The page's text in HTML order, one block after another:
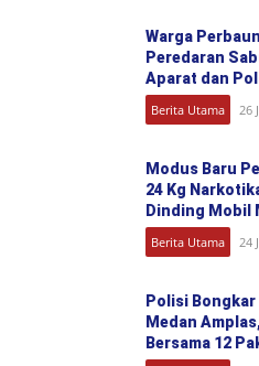
Warga
Peredaran
Aparat dan
Berita Utama 26
Modus Baru
24 Kg
Dinding Mobil
Berita Utama 24
Polisi Bongkar
Medan
Bersama 12